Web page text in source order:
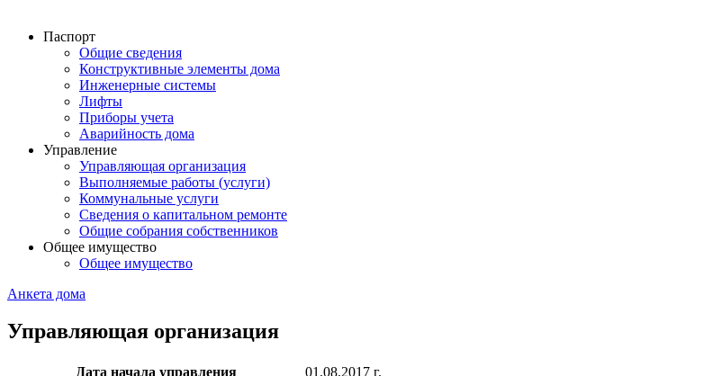
Паспорт
Общие сведения
Конструктивные элементы дома
Инженерные системы
Лифты
Приборы учета
Аварийность дома
Управление
Управляющая организация
Выполняемые работы (услуги)
Коммунальные услуги
Сведения о капитальном ремонте
Общие собрания собственников
Общее имущество
Общее имущество
Анкета дома
Управляющая организация
Дата начала управления
01.08.2017 г.